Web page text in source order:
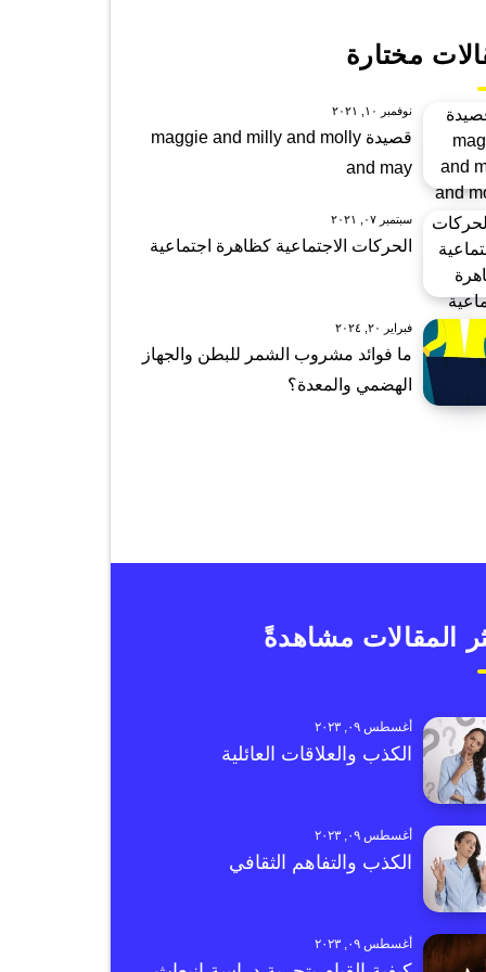
مختارة
نوفمبر ١٠, ٢٠٢١
قصيدة maggie and milly and molly
and may
سبتمبر ٠٧, ٢٠٢١
الحركات الاجتماعية كظاهرة اجتماعية
فبراير ٢٠, ٢٠٢٤
ما فوائد مشروب الشمر للبطن والجهاز
الهضمي والمعدة؟
المقالات مشاهدةً
أغسطس ٠٩, ٢٠٢٣
الكذب والعلاقات العائلية
أغسطس ٠٩, ٢٠٢٣
الكذب والتفاهم الثقافي
أغسطس ٠٩, ٢٠٢٣